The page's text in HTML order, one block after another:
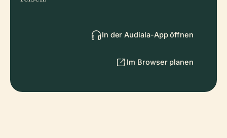
In der Audiala-App öffnen
Im Browser planen